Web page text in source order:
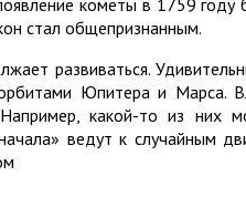
стал общепризнанным.
развиваться.
Юпитера и Марса.
какой-то из них
ведут к случайным